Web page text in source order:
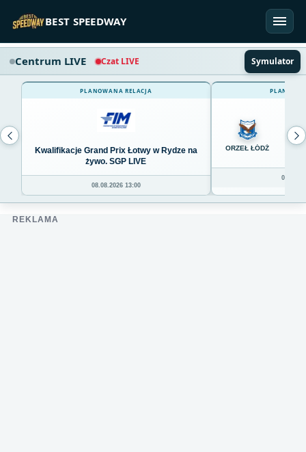
BEST SPEEDWAY
Centrum LIVE Czat LIVE Symulator
PLANOWANA RELACJA
Kwalifikacje Grand Prix Łotwy w Rydze na
żywo. SGP LIVE
08.08.2026 13:00
ORZEŁ ŁÓDŹ
0
REKLAMA